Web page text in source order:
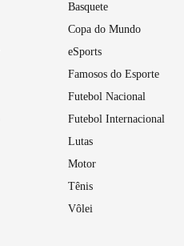
Basquete
Copa do Mundo
eSports
Famosos do Esporte
Futebol Nacional
Futebol Internacional
Lutas
Motor
Tênis
Vôlei